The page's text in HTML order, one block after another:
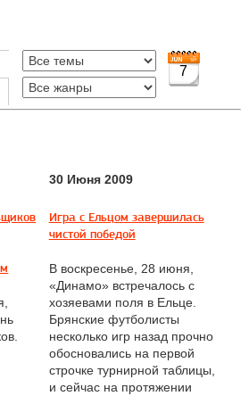
7
30 Июня 2009
Игра с Ельцом завершилась
чистой победой
В воскресенье, 28 июня,
«Динамо» встречалось с
хозяевами поля в Ельце.
Брянские футболисты
несколько игр назад прочно
обосновались на первой
строчке турнирной таблицы,
и сейчас на протяжении